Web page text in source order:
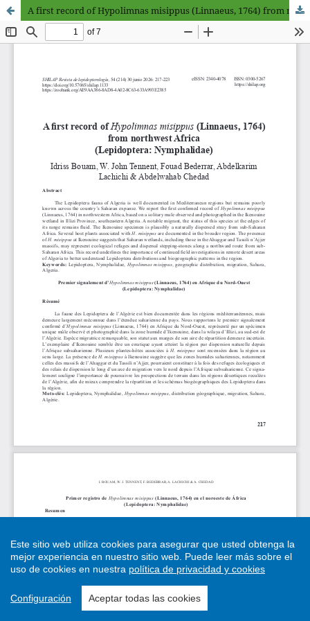
A first record of Hypolimnas misippus (Linnaeus, 1764) from nortwest Africa (Lepidoptera: Nymphalidae)
Este sitio web utiliza cookies para asegurar que usted obtenga la
mejor experiencia en nuestro sitio web. Puede leer más sobre el
uso de cookies en nuestra política de privacidad y cookies
Configuración Aceptar todas las cookies